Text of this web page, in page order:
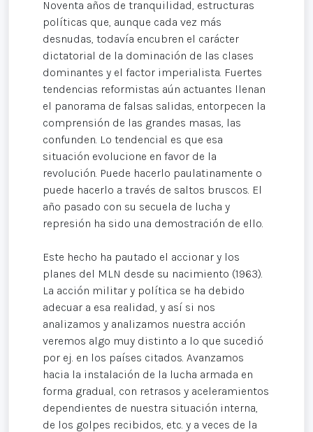
Noventa años de tranquilidad, estructuras
políticas que, aunque cada vez más
desnudas, todavía encubren el carácter
dictatorial de la dominación de las clases
dominantes y el factor imperialista. Fuertes
tendencias reformistas aún actuantes llenan
el panorama de falsas salidas, entorpecen la
comprensión de las grandes masas, las
confunden. Lo tendencial es que esa
situación evolucione en favor de la
revolución. Puede hacerlo paulatinamente o
puede hacerlo a través de saltos bruscos. El
año pasado con su secuela de lucha y
represión ha sido una demostración de ello.
Este hecho ha pautado el accionar y los
planes del MLN desde su nacimiento (1963).
La acción militar y política se ha debido
adecuar a esa realidad, y así si nos
analizamos y analizamos nuestra acción
veremos algo muy distinto a lo que sucedió
por ej. en los países citados. Avanzamos
hacia la instalación de la lucha armada en
forma gradual, con retrasos y aceleramientos
dependientes de nuestra situación interna,
de los golpes recibidos, etc. y a veces de la